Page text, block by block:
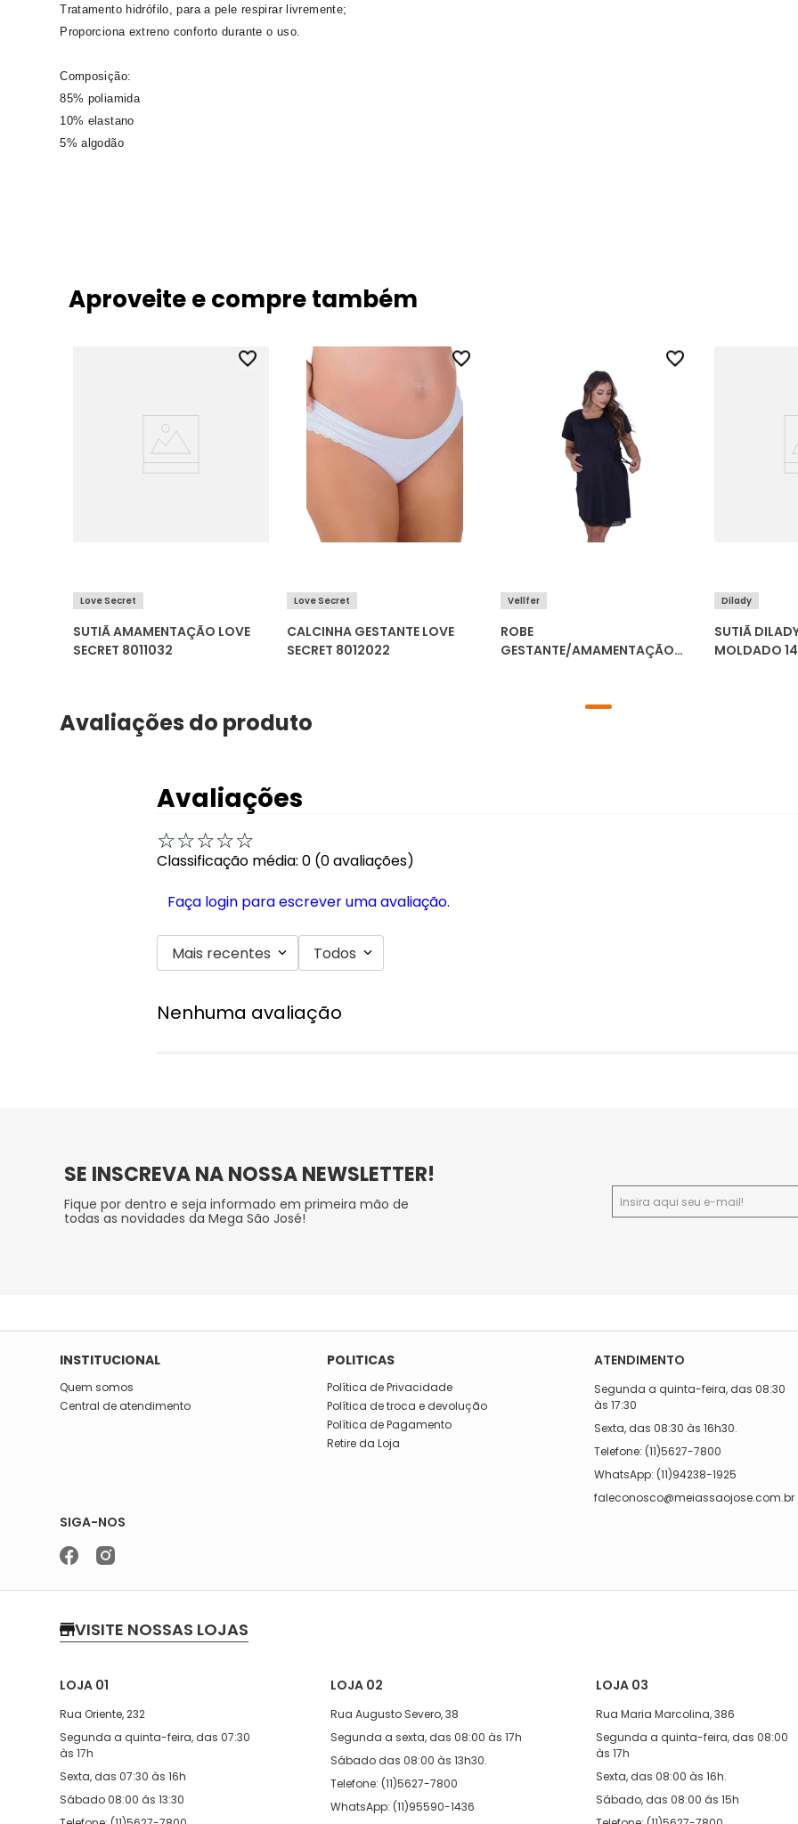
Tratamento hidrófilo, para a pele respirar livremente;
Proporciona extreno conforto durante o uso.
Composição:
85% poliamida
10% elastano
5% algodão
Aproveite e compre também
Love Secret
SUTIÃ AMAMENTAÇÃO LOVE
SECRET 8011032
Love Secret
CALCINHA GESTANTE LOVE
SECRET 8012022
Vellfer
ROBE
GESTANTE/AMAMENTAÇÃO
Dilady
SUTIÃ
MOLDADO
Avaliações do produto
Avaliações
☆☆☆☆☆
Classificação média: 0 (0 avaliações)
Faça login para escrever uma avaliação.
Mais recentes Todos
Nenhuma avaliação
SE INSCREVA NA NOSSA NEWSLETTER!
Fique por dentro e seja informado em primeira mão de
todas as novidades da Mega São José!
INSTITUCIONAL
Quem somos
Central de atendimento
POLITICAS
Política de Privacidade
Política de troca e devolução
Política de Pagamento
Retire da Loja
ATENDIMENTO
Segunda a quinta-feira, das 08:30
às 17:30
Sexta, das 08:30 às 16h30.
Telefone: (11)5627-7800
WhatsApp: (11)94238-1925
faleconosco@meiassaojose.com.br
SIGA-NOS
VISITE NOSSAS LOJAS
LOJA 01
Rua Oriente, 232
Segunda a quinta-feira, das 07:30
às 17h
Sexta, das 07:30 às 16h
Sábado 08:00 ás 13:30
LOJA 02
Rua Augusto Severo, 38
Segunda a sexta, das 08:00 às 17h
Sábado das 08:00 às 13h30.
Telefone: (11)5627-7800
WhatsApp: (11)95590-1436
LOJA 03
Rua Maria Marcolina, 386
Segunda a quinta-feira, das 08:00
às 17h
Sexta, das 08:00 às 16h.
Sábado, das 08:00 ás 15h